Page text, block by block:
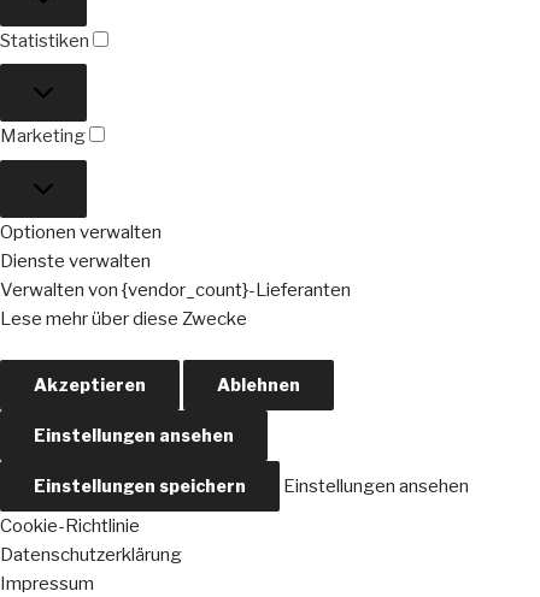
Statistiken
Marketing
Optionen verwalten
Dienste verwalten
Verwalten von {vendor_count}-Lieferanten
Lese mehr über diese Zwecke
Akzeptieren Ablehnen
Einstellungen ansehen
Einstellungen speichern
Einstellungen ansehen
Cookie-Richtlinie
Datenschutzerklärung
Impressum